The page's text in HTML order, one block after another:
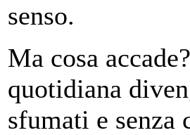
senso.
Ma cosa
quotidiana
sfumati e senza